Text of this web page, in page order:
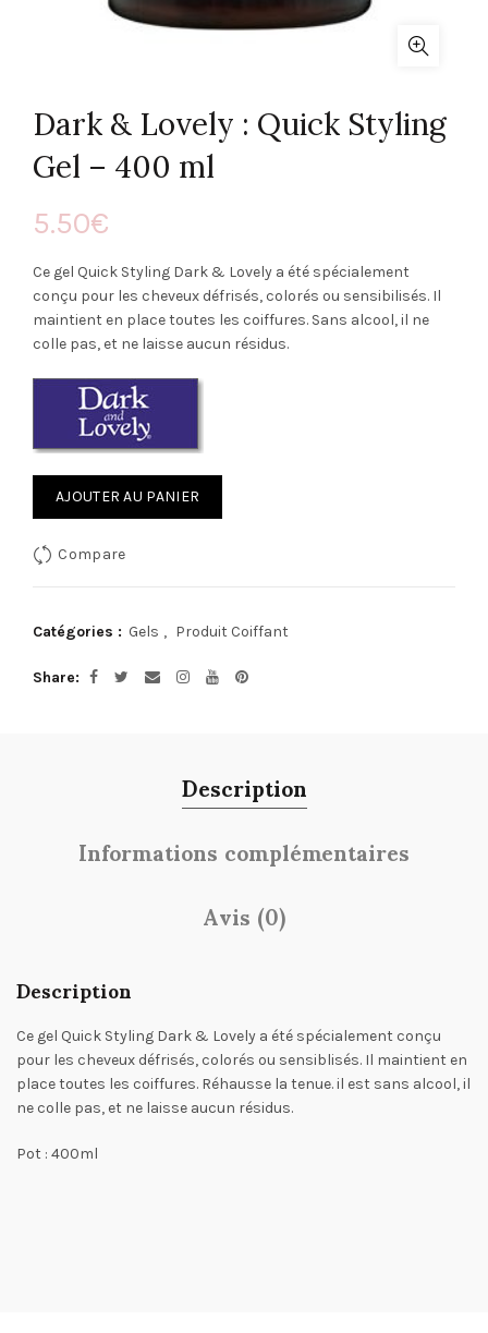
Dark & Lovely : Quick Styling
Gel – 400 ml
5.50€
Ce gel Quick Styling Dark & Lovely a été spécialement
conçu pour les cheveux défrisés, colorés ou sensibilisés. Il
maintient en place toutes les coiffures. Sans alcool, il ne
colle pas, et ne laisse aucun résidus.
AJOUTER AU PANIER
Compare
Catégories : Gels , Produit Coiffant
Share
Description
Informations complémentaires
Avis (0)
Description
Ce gel Quick Styling Dark & Lovely a été spécialement conçu
pour les cheveux défrisés, colorés ou sensiblisés. Il maintient en
place toutes les coiffures. Réhausse la tenue. il est sans alcool, il
ne colle pas, et ne laisse aucun résidus.
Pot : 400ml